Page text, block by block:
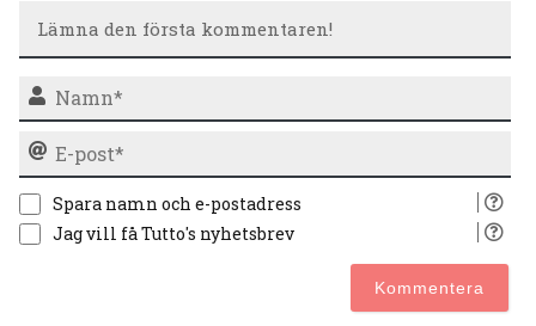
Spara namn och e-postadress
Jag vill få Tutto's nyhetsbrev